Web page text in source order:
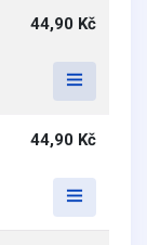
44,90 Kč
44,90 Kč